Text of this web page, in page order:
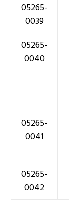
05265-
0039
05265-
0040
05265-
0041
05265-
0042